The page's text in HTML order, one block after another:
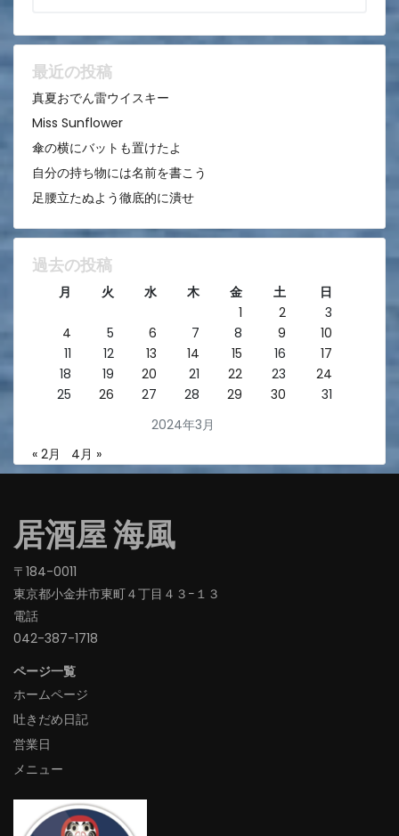
シ
ョ
ン最近の投稿
真夏おでん雷ウイスキー
Miss Sunflower
傘の横にバットも置けたよ
自分の持ち物には名前を書こう
足腰立たぬよう徹底的に潰せ
過去の投稿
2024年3月
月 火 水 木 金 土
日
1
2
3
4
5 6 7 8 9
10
11
12 13 14 15 16
17
18
19 20 21 22 23
24
25
26 27 28 29 30 31
« 2月 4月 »
居酒屋 海風
〒184-0011
東京都小金井市東町４丁目４３−１３
電話
042-387-1718‬
ページ一覧
ホームページ
吐きだめ日記
営業日
メニュー